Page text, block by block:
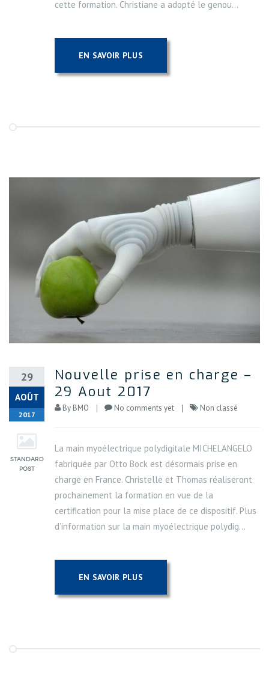
cette formation. Christiane a adopté le genou...
EN SAVOIR PLUS
29
AOÛT
2017
Nouvelle prise en charge –
29 Aout 2017
By BMO No comments yet Non classé
La main myoélectrique polydigitale MICHELANGELO
fabriquée par Otto Bock est désormais prise en
charge en France. Christelle et Thomas réaliseront
prochainement la formation en vue de la
certification pour la mise place de ce dispositif. Plus
d’information sur la main myoélectrique polydig...
EN SAVOIR PLUS